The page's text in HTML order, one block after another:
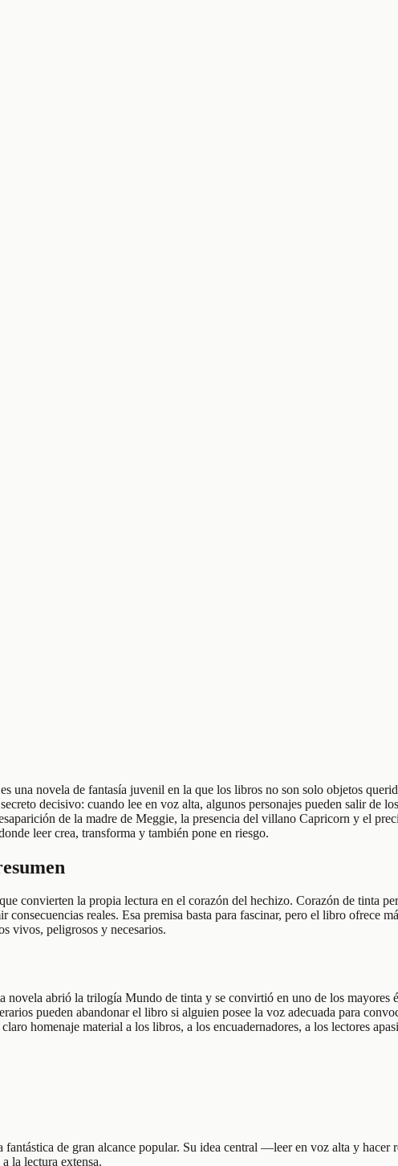
una novela de fantasía juvenil en la que los libros no son solo objetos
decisivo: cuando lee en voz alta, algunos personajes pueden salir de
de la madre de Meggie, la presencia del villano Capricorn y el
leer crea, transforma y también pone en riesgo.
convierten la propia lectura en el corazón del hechizo. Corazón de tinta
consecuencias reales. Esa premisa basta para fascinar, pero el libro ofrece
vivos, peligrosos y necesarios.
abrió la trilogía Mundo de tinta y se convirtió en uno de los mayores
pueden abandonar el libro si alguien posee la voz adecuada para
homenaje material a los libros, a los encuadernadores, a los lectores
de gran alcance popular. Su idea central —leer en voz alta y
la lectura extensa.